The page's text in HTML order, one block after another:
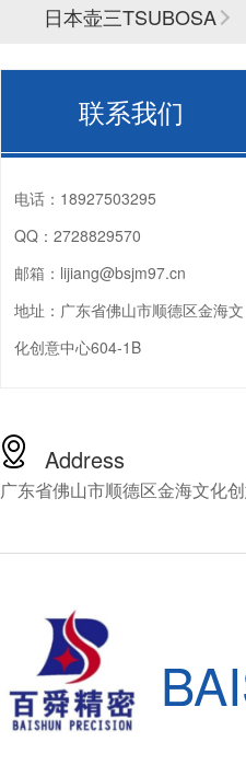
日本壶三TSUBOSA
N
联系我们
电话： 18927503295
QQ： 2728829570
邮箱： lijiang@bsjm97.cn
地址： 广东省佛山市顺德区金海文
化创意中心604-1B
Address
广东省佛山市顺德区金海文化